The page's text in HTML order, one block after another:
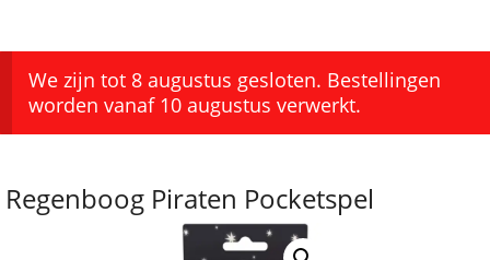
We zijn tot 8 augustus gesloten. Bestellingen
worden vanaf 10 augustus verwerkt.
Regenboog Piraten Pocketspel